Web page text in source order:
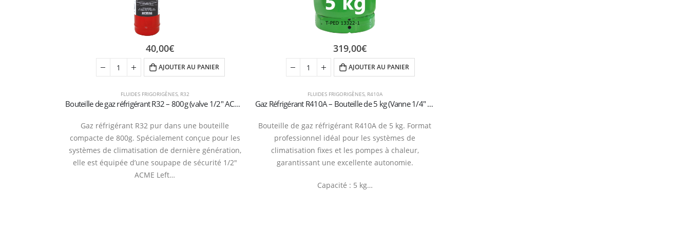
FLUIDES FRIGORIGÈNES, R32
Bouteille de gaz réfrigérant R32 – 800g (valve 1/2″ ACME SX)
Gaz réfrigérant R32 pur dans une bouteille
compacte de 800g. Spécialement conçue pour les
systèmes de climatisation de dernière génération,
elle est équipée d’une soupape de sécurité 1/2″
ACME Left…
40,00€
AJOUTER AU PANIER
FLUIDES FRIGORIGÈNES, R410A
Gaz Réfrigérant R410A – Bouteille de 5 kg (Vanne 1/4″ SAE – Certifiée T-PED)
Bouteille de gaz réfrigérant R410A de 5 kg. Format
professionnel idéal pour les systèmes de
climatisation fixes et les pompes à chaleur,
garantissant une excellente autonomie.
Capacité : 5 kg…
319,00€
AJOUTER AU PANIER